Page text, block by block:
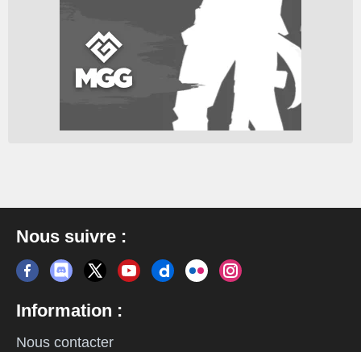
Nous suivre :
Information :
Nous contacter